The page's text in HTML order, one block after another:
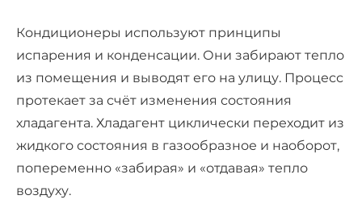
Кондиционеры используют принципы
испарения и конденсации. Они забирают тепло
из помещения и выводят его на улицу. Процесс
протекает за счёт изменения состояния
хладагента. Хладагент циклически переходит из
жидкого состояния в газообразное и наоборот,
попеременно «забирая» и «отдавая» тепло
воздуху.